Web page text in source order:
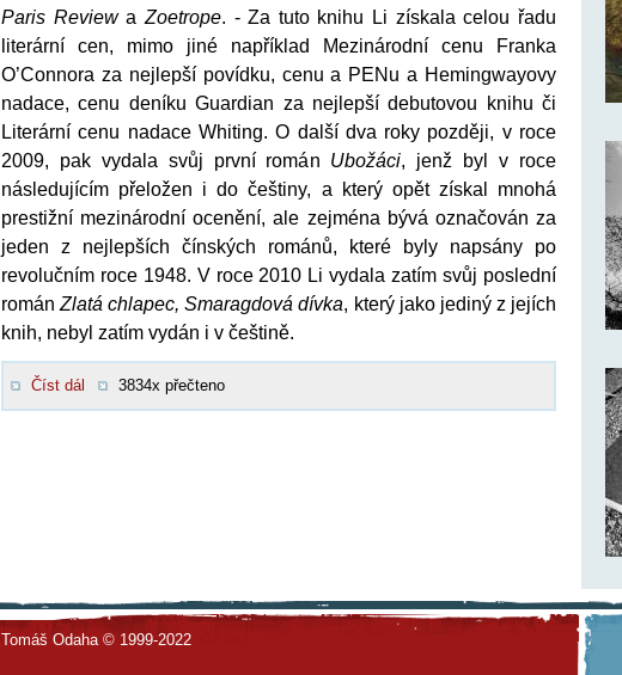
Paris Reviewa Zoetrope. - Za tuto knihu Li získala celou řadu
literární cen, mimo jiné například Mezinárodní cenu Franka
O’Connora za nejlepší povídku, cenu a PENu a Hemingwayovy
nadace, cenu deníku Guardian za nejlepší debutovou knihu či
Literární cenu nadace Whiting. O další dva roky později, v roce
2009, pak vydala svůj první román Ubožáci, jenž byl v roce
následujícím přeložen i do češtiny, a který opět získal mnohá
prestižní mezinárodní ocenění, ale zejména bývá označován za
jeden z nejlepších čínských románů, které byly napsány po
revolučním roce 1948. V roce 2010 Li vydala zatím svůj poslední
románZlatá chlapec, Smaragdová dívka, který jako jediný z jejích
knih, nebyl zatím vydán i v češtině.
Číst dál 3834x přečteno
Tomáš Odaha © 1999-2022